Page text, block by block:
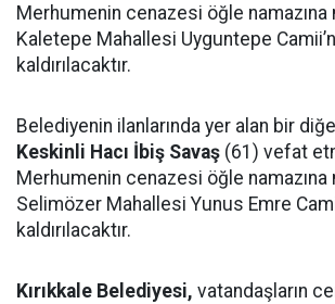
Merhumenin cenazesi öğle
Kaletepe Mahallesi Uyguntepe
kaldırılacaktır.
Belediyenin ilanlarında yer alan bir
Keskinli Hacı İbiş Savaş (61) vefat
Merhumenin cenazesi öğle
Selimözer Mahallesi Yunus Emre
kaldırılacaktır.
Kırıkkale Belediyesi, vatandaşların